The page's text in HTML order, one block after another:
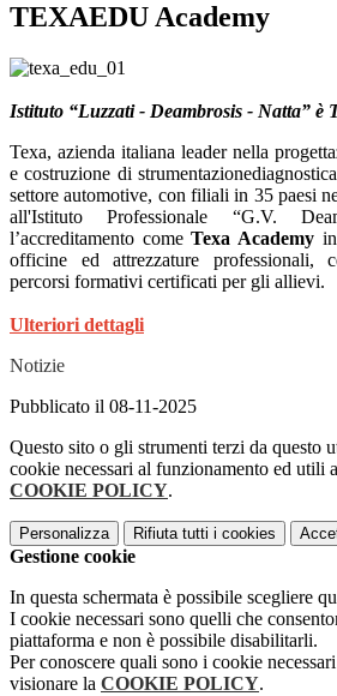
TEXAEDU Academy
Istituto “Luzzati - Deambrosis - Natta” è
Texa, azienda italiana leader nella
e costruzione di
settore automotive, con filiali in 35 paesi
all'Istituto Professionale “G.V.
l’accreditamento comeTexa Academyin
officine ed attrezzature professionali,
percorsi formativi certificati per gli allievi.
Ulteriori dettagli
Notizie
Pubblicato il 08-11-2025
Questo sito o gli strumenti terzi da questo
cookie necessari al funzionamento ed utili
COOKIE POLICY.
Personalizza Rifiuta tutti i cookies
Gestione cookie
In questa schermata è possibile scegliere
I cookie necessari sono quelli che
piattaforma e non è possibile disabilitarli.
Per conoscere quali sono i cookie
visionare la COOKIE POLICY.